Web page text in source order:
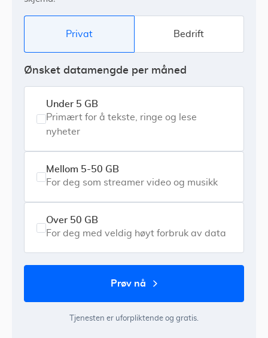
Privat Bedrift
Ønsket datamengde per måned
Under 5 GB
Primært for å tekste, ringe og lese
nyheter
Mellom 5-50 GB
For deg som streamer video og musikk
Over 50 GB
For deg med veldig høyt forbruk av data
prøv nå
Tjenesten er uforpliktende og gratis.